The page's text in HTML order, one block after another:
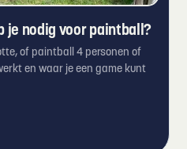
je nodig voor paintball?
of paintball 4 personen of
en waar je een game kunt